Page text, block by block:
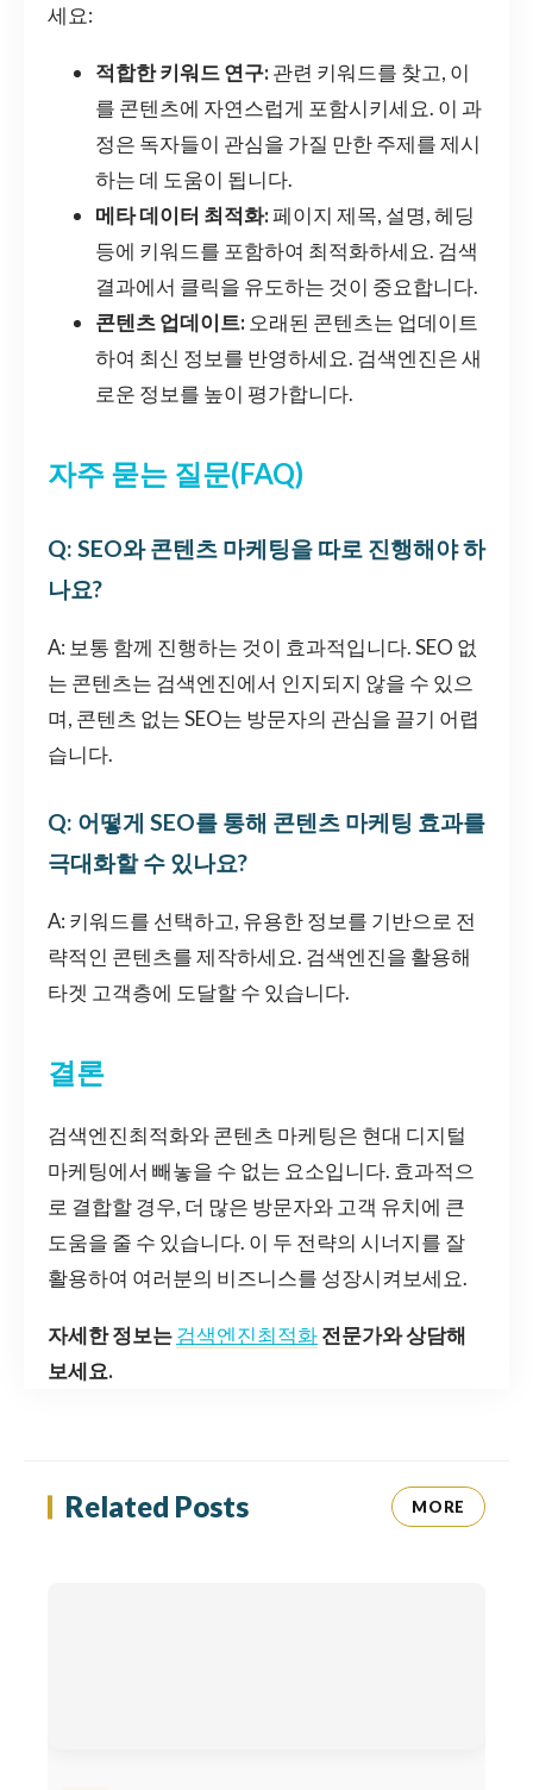
세요:
적합한 키워드 연구: 관련 키워드를 찾고, 이
를 콘텐츠에 자연스럽게 포함시키세요. 이 과
정은 독자들이 관심을 가질 만한 주제를 제시
하는 데 도움이 됩니다.
메타 데이터 최적화:페이지 제목, 설명, 헤딩
등에 키워드를 포함하여 최적화하세요. 검색
결과에서 클릭을 유도하는 것이 중요합니다.
콘텐츠 업데이트: 오래된 콘텐츠는 업데이트
하여 최신 정보를 반영하세요. 검색엔진은 새
로운 정보를 높이 평가합니다.
자주 묻는 질문(FAQ)
Q: SEO와 콘텐츠 마케팅을 따로 진행해야 하
나요?
A: 보통 함께 진행하는 것이 효과적입니다. SEO 없
는 콘텐츠는 검색엔진에서 인지되지 않을 수 있으
며, 콘텐츠 없는 SEO는 방문자의 관심을 끌기 어렵
습니다.
Q: 어떻게 SEO를 통해 콘텐츠 마케팅 효과를
극대화할 수 있나요?
A: 키워드를 선택하고, 유용한 정보를 기반으로 전
략적인 콘텐츠를 제작하세요. 검색엔진을 활용해
타겟 고객층에 도달할 수 있습니다.
결론
검색엔진최적화와 콘텐츠 마케팅은 현대 디지털
마케팅에서 빼놓을 수 없는 요소입니다. 효과적으
로 결합할 경우, 더 많은 방문자와 고객 유치에 큰
도움을 줄 수 있습니다. 이 두 전략의 시너지를 잘
활용하여 여러분의 비즈니스를 성장시켜보세요.
자세한 정보는검색엔진최적화전문가와 상담해
보세요.
Related Posts MORE